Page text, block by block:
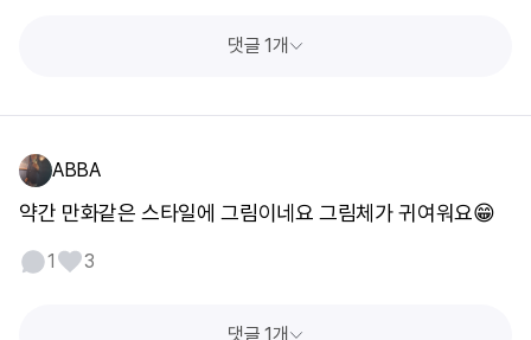
댓글 1개
ABBA
약간 만화같은 스타일에 그림이네요 그림체가 귀여워요😁
1 3
댓글 1개